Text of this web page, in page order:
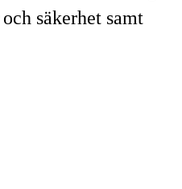
säkerhet samt